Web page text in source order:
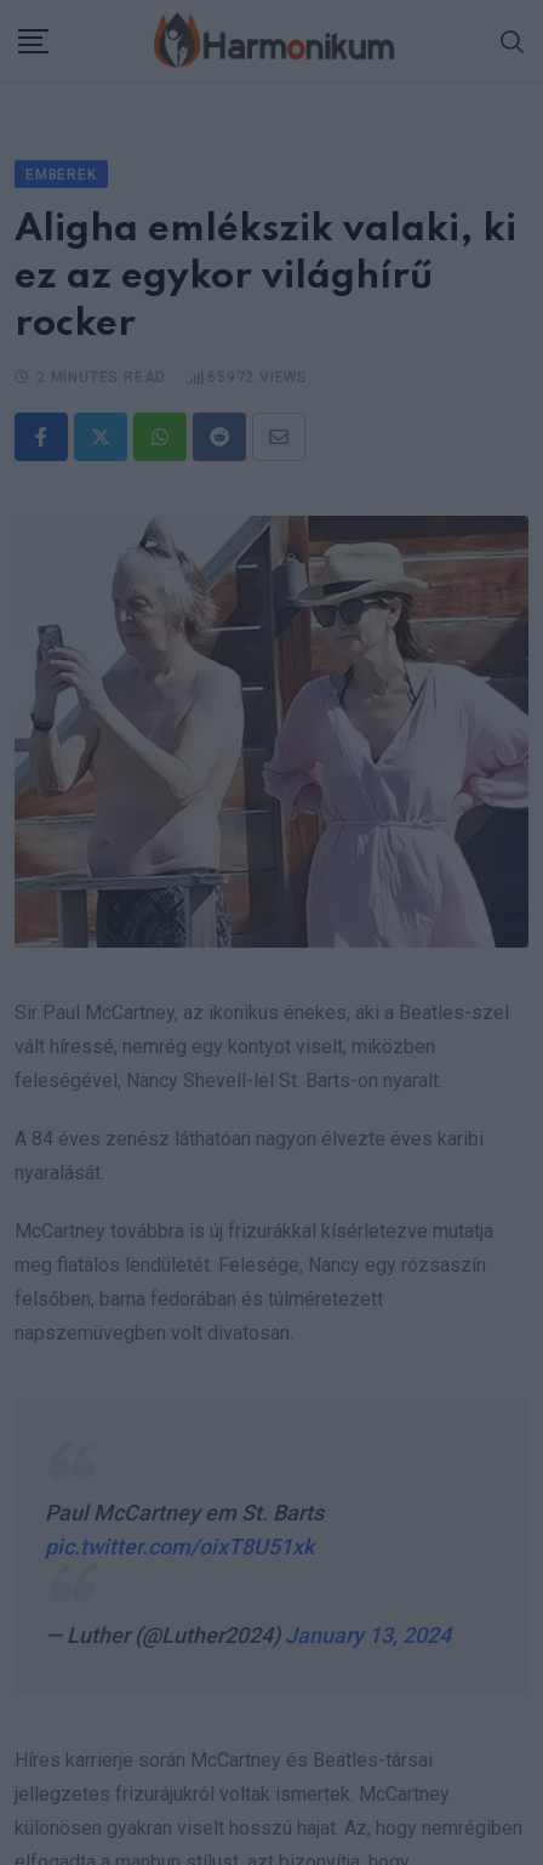
EMBEREK
Aligha emlékszik valaki, ki
ez az egykor világhírű
rocker
WhatsappRedditShare
Email
Sir Paul McCartney, az ikonikus énekes, aki a Beatles-szel
vált híressé, nemrég egy kontyot viselt, miközben
feleségével, Nancy Shevell-lel St. Barts-on nyaralt.
A 84 éves zenész láthatóan nagyon élvezte éves karibi
nyaralását.
McCartney továbbra is új frizurákkal kísérletezve mutatja
meg fiatalos lendületét. Felesége, Nancy egy rózsaszín
felsőben, barna fedorában és túlméretezett
napszemüvegben volt divatosan.
Paul McCartney em St. Barts
pic.twitter.com/oixT8U51xk
— Luther (@Luther2024)January 13, 2024
Híres karrierje során McCartney és Beatles-társai
jellegzetes frizurájukról voltak ismertek. McCartney
különösen gyakran viselt hosszú hajat. Az, hogy nemrégiben